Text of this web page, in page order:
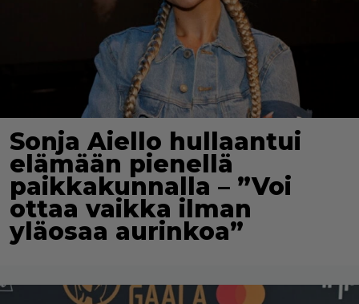
Sonja Aiello hullaantui
elämään pienellä
paikkakunnalla – ”Voi
ottaa vaikka ilman
yläosaa aurinkoa”